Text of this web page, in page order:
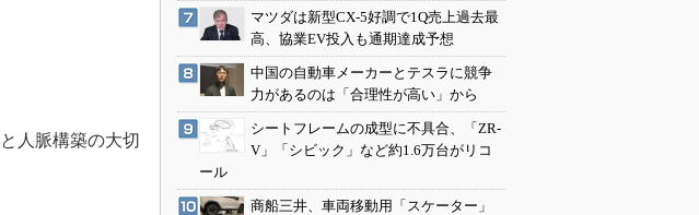
人脈構築の大切
マツダは新型CX-5好調で1Q売上過去最
高、協業EV投入も通期達成予想
中国の自動車メーカーとテスラに競争
力があるのは「合理性が高い」から
シートフレームの成型に不具合、「ZR-
V」「シビック」など約1.6万台がリコ
ール
商船三井、車両移動用「スケーター」